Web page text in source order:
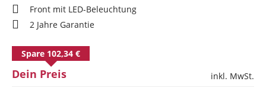
Front mit LED-Beleuchtung
2 Jahre Garantie
Dein Preis
inkl. MwSt.
Spare 102,34 €